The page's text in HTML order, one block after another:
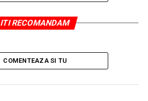
ITI RECOMANDAM
COMENTEAZA SI TU